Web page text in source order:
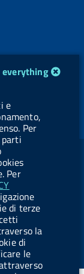
everything
e
Per
Per
di terze
la
di
le